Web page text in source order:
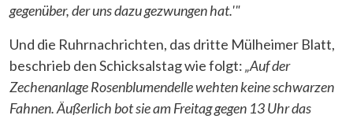
gegenüber, der uns dazu gezwungen hat.'"
Und die Ruhrnachrichten, das dritte Mülheimer Blatt,
beschrieb den Schicksalstag wie folgt:„Auf der
Zechenanlage Rosenblumendelle wehten keine schwarzen
Fahnen. Äußerlich bot sie am Freitag gegen 13 Uhr das